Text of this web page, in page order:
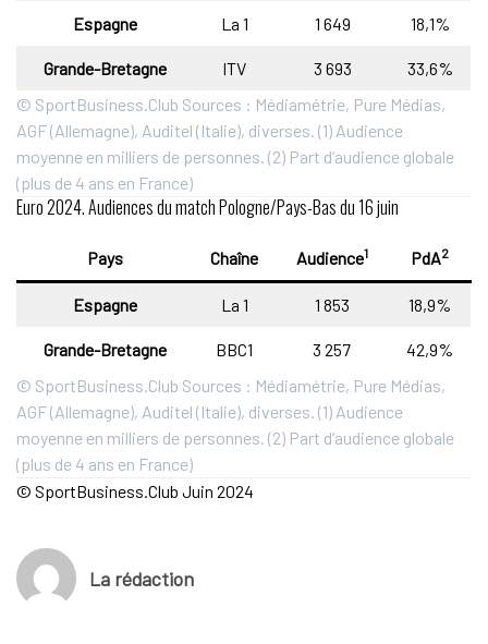
Espagne La 1 1 649 18,1%
Grande-Bretagne ITV 3 693
33,6%
© SportBusiness.Club Sources : Médiamétrie, Pure Médias,
AGF (Allemagne), Auditel (Italie), diverses. (1) Audience
moyenne en milliers de personnes. (2) Part d’audience globale
(plus de 4 ans en France)
Euro 2024. Audiences du match Pologne/Pays-Bas du 16 juin
Pays Chaîne Audience1 PdA2
Espagne La 1 1 853 18,9%
Grande-Bretagne BBC1 3 257
42,9%
© SportBusiness.Club Sources : Médiamétrie, Pure Médias,
AGF (Allemagne), Auditel (Italie), diverses. (1) Audience
moyenne en milliers de personnes. (2) Part d’audience globale
(plus de 4 ans en France)
© SportBusiness.Club Juin 2024
La rédaction